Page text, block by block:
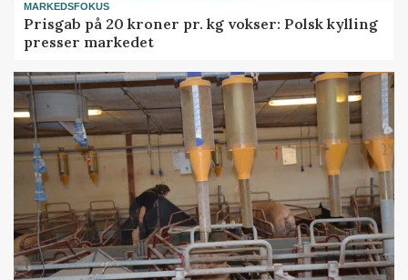
MARKEDSFOKUS
Prisgab på 20 kroner pr. kg vokser: Polsk kylling
presser markedet